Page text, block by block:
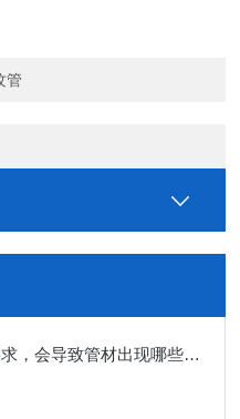
管
HDPE原料的密度不符合要求，会导致管材出现哪些质量缺陷？